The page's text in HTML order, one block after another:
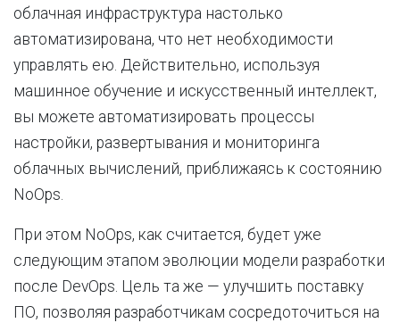
облачная инфраструктура настолько
автоматизирована, что нет необходимости
управлять ею. Действительно, используя
машинное обучение и искусственный интеллект,
вы можете автоматизировать процессы
настройки, развертывания и мониторинга
облачных вычислений, приближаясь к состоянию
NoOps.
При этом NoOps, как считается, будет уже
следующим этапом эволюции модели разработки
после DevOps. Цель та же — улучшить поставку
ПО, позволяя разработчикам сосредоточиться на